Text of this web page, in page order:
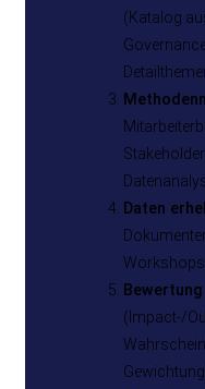
(Katalog
Daten
(Impact-/